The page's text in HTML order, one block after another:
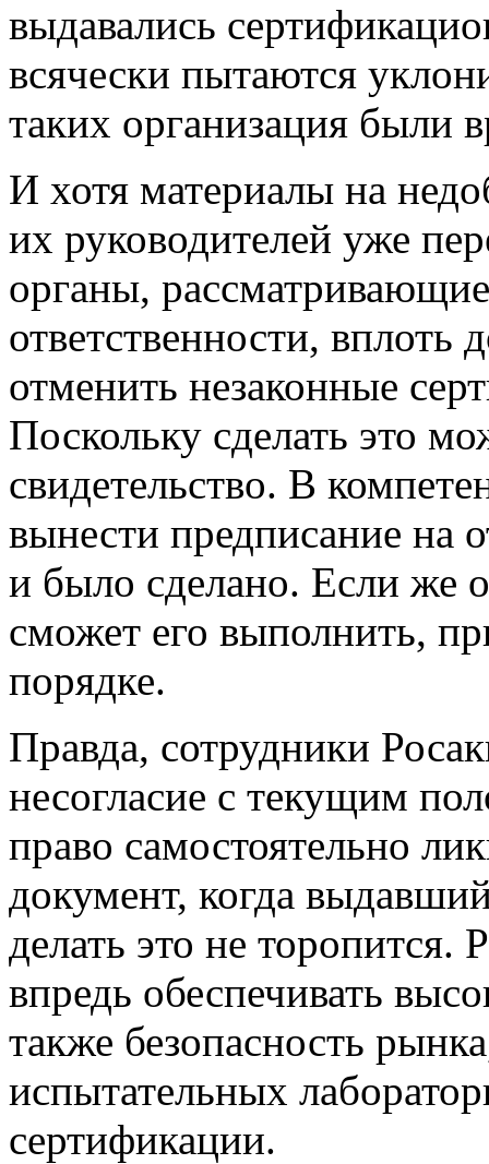
выдавались
всячески пытаются
таких организация были
И хотя материалы на
их руководителей уже
органы,
ответственности, вплоть
отменить незаконные
Поскольку сделать это
свидетельство. В
вынести предписание на
и было сделано. Если же
сможет его выполнить,
порядке.
Правда, сотрудники
несогласие с текущим
право самостоятельно
документ, когда
делать это не торопится.
впредь обеспечивать
также безопасность
испытательных
сертификации.